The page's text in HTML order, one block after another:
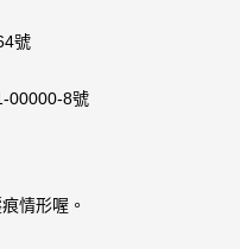
號
00000-8號
情形喔。